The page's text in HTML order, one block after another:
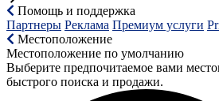
Помощь и поддержка
Партнеры Реклама Премиум услуги
Местоположение
Местоположение по умолчанию
Выберите предпочитаемое вами
быстрого поиска и продажи.